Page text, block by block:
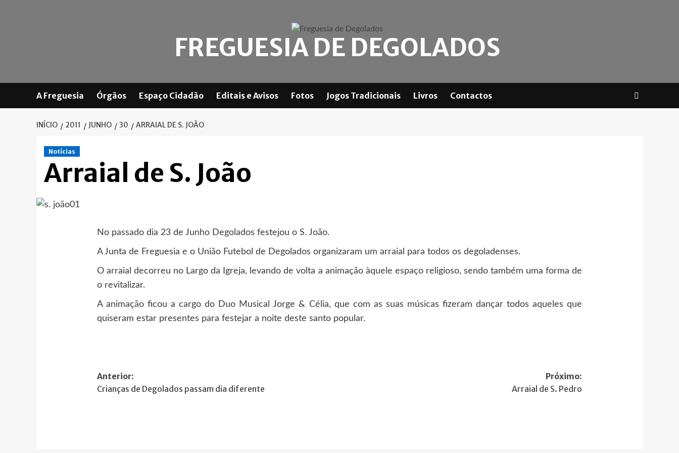
FREGUESIA DE DEGOLADOS
A Freguesia Órgãos Espaço Cidadão Editais e Avisos Fotos Jogos Tradicionais Livros Contactos
INÍCIO 2011 JUNHO 30 ARRAIAL DE S. JOÃO
Notícias
Arraial de S. João
No passado dia 23 de Junho Degolados festejou o S. João.
A Junta de Freguesia e o União Futebol de Degolados organizaram um arraial para todos os degoladenses.
O arraial decorreu no Largo da Igreja, levando de volta a animação àquele espaço religioso, sendo também uma forma de
o revitalizar.
A animação ficou a cargo do Duo Musical Jorge & Célia, que com as suas músicas fizeram dançar todos aqueles que
quiseram estar presentes para festejar a noite deste santo popular.
Navegação
de
Anterior:
Crianças de Degolados passam dia diferente
Próximo:
Arraial de S. Pedro